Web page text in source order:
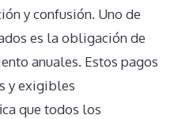
y confusión. Uno de
es la obligación de
anuales. Estos pagos
y exigibles
que todos los